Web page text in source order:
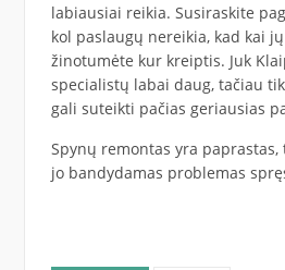
labiausiai reikia. Susiraskite
kol paslaugų nereikia, kad kai
žinotumėte kur kreiptis. Juk
specialistų labai daug, tačiau
gali suteikti pačias geriausias
Spynų remontas yra
jo bandydamas problemas